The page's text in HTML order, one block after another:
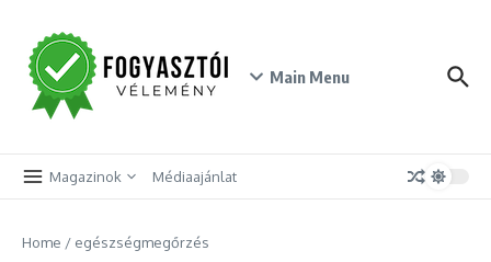
Main Menu
Magazinok Médiaajánlat
Home / egészségmegőrzés